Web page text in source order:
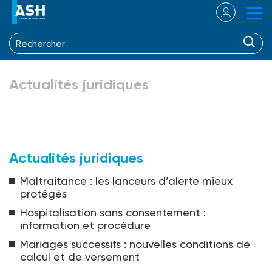
Actualités juridiques
Actualités juridiques
Maltraitance : les lanceurs d’alerte mieux
protégés
Hospitalisation sans consen­tement :
information et procédure
Mariages successifs : nouvelles conditions de
calcul et de versement